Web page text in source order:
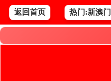
返回首页 热门:新澳